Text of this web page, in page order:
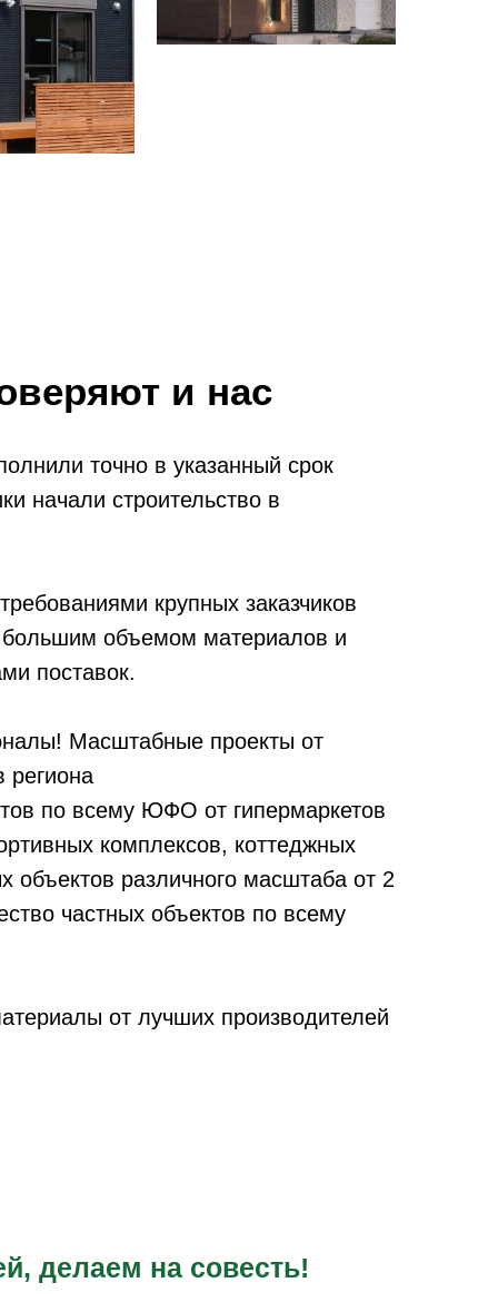
делаем на совесть!
точно в указанный срок
начали строительство в
крупных заказчиков
объемом материалов и
поставок.
Масштабные проекты от
региона
по всему ЮФО от гипермаркетов
комплексов, коттеджных
различного масштаба от 2
частных объектов по всему
от лучших производителей
и нас